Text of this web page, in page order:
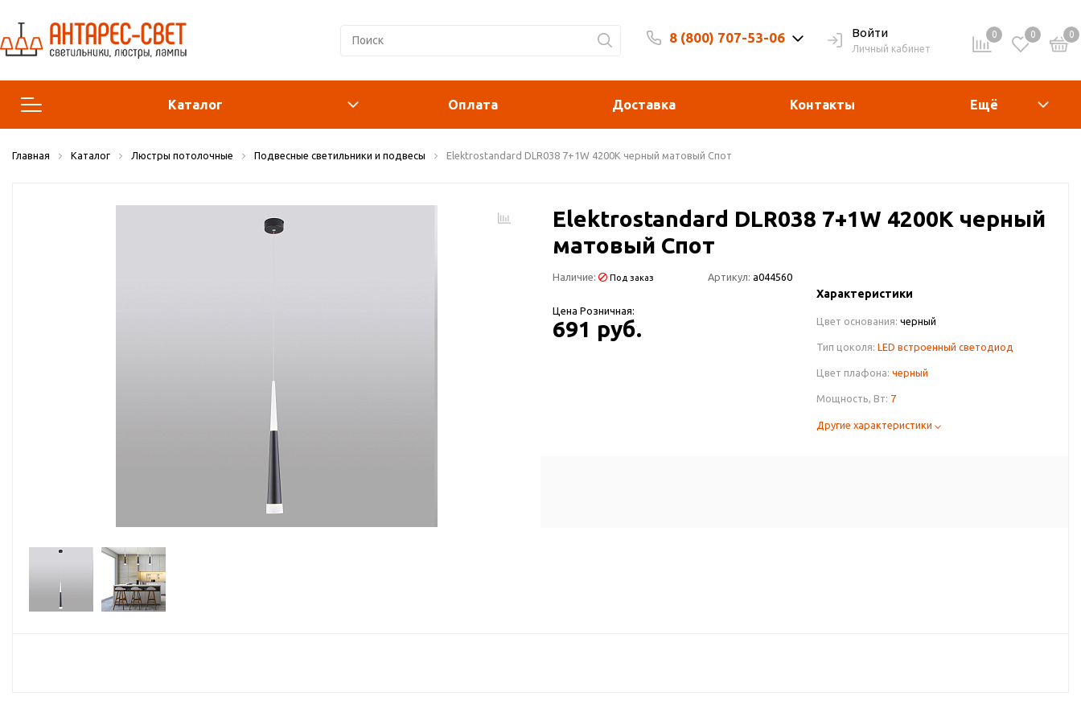
8 (800) 707-53-06 Войти
Личный кабинет
0 0 0
Каталог
Люстры и подвесы
Ночники
Оплата Доставка Контакты Ещё
Главная Каталог Люстры потолочные Подвесные светильники и подвесы Elektrostandard DLR038 7+1W 4200K черный матовый Спот
Elektrostandard DLR038 7+1W 4200K черный
матовый Спот
Наличие: Под заказ Артикул: a044560
Цена Розничная:
691 руб.
Характеристики
Цвет основания: черный
Тип цоколя: LED встроенный светодиод
Цвет плафона: черный
Мощность, Вт: 7
Другие характеристики